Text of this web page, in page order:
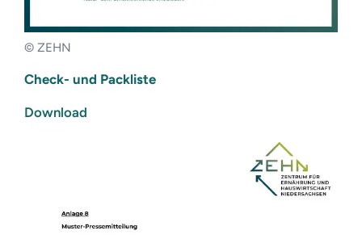
© ZEHN
Check- und Packliste
Download